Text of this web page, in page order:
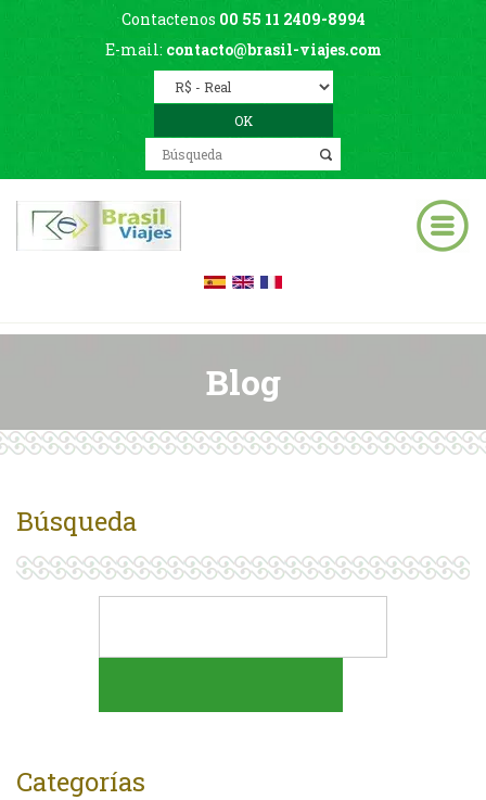
Contactenos 00 55 11 2409-8994
E-mail: contacto@brasil-viajes.com
Blog
Búsqueda
Categorías